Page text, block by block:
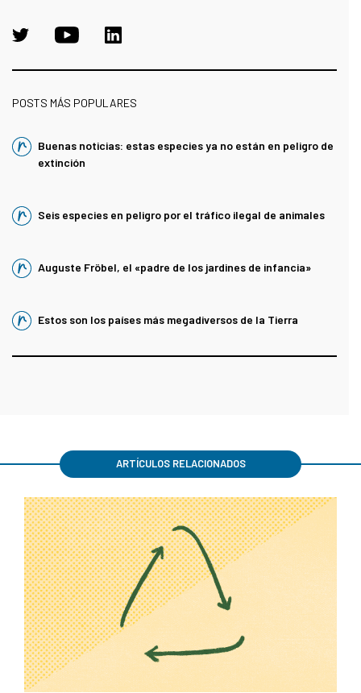
POSTS MÁS POPULARES
Buenas noticias: estas especies ya no están en peligro de
extinción
Seis especies en peligro por el tráfico ilegal de animales
Auguste Fröbel, el «padre de los jardines de infancia»
Estos son los países más megadiversos de la Tierra
ARTÍCULOS RELACIONADOS